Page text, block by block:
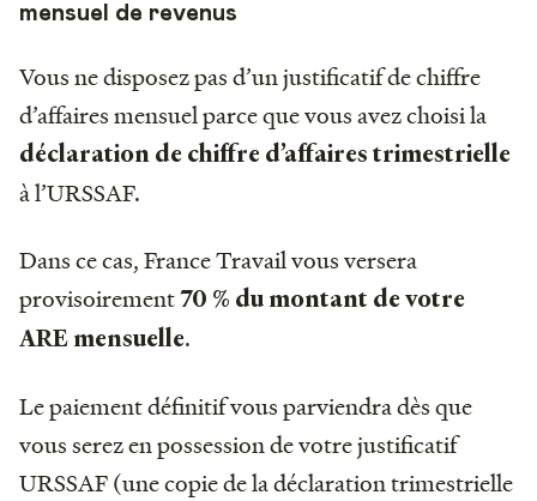
mensuel de revenus
Vous ne disposez pas d’un justificatif de chiffre
d’affaires mensuel parce que vous avez choisi la
déclaration de chiffre d’affaires trimestrielle
à l’URSSAF.
Dans ce cas, France Travail vous versera
provisoirement70 % du montant de votre
ARE mensuelle.
Le paiement définitif vous parviendra dès que
vous serez en possession de votre justificatif
URSSAF (une copie de la déclaration trimestrielle